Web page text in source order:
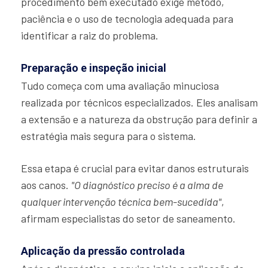
paciência e o uso de tecnologia adequada para
identificar a raiz do problema.
Preparação e inspeção inicial
Tudo começa com uma avaliação minuciosa
realizada por técnicos especializados. Eles analisam
a extensão e a natureza da obstrução para definir a
estratégia mais segura para o sistema.
Essa etapa é crucial para evitar danos estruturais
aos canos. "O diagnóstico preciso é a alma de
qualquer intervenção técnica bem-sucedida",
afirmam especialistas do setor de saneamento.
Aplicação da pressão controlada